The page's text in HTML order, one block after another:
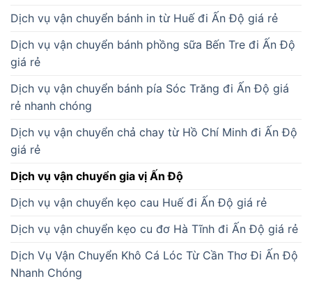
Dịch vụ vận chuyển bánh in từ Huế đi Ấn Độ giá rẻ
Dịch vụ vận chuyển bánh phồng sữa Bến Tre đi Ấn Độ
giá rẻ
Dịch vụ vận chuyển bánh pía Sóc Trăng đi Ấn Độ giá
rẻ nhanh chóng
Dịch vụ vận chuyển chả chay từ Hồ Chí Minh đi Ấn Độ
giá rẻ
Dịch vụ vận chuyển gia vị Ấn Độ
Dịch vụ vận chuyển kẹo cau Huế đi Ấn Độ giá rẻ
Dịch vụ vận chuyển kẹo cu đơ Hà Tĩnh đi Ấn Độ giá rẻ
Dịch Vụ Vận Chuyển Khô Cá Lóc Từ Cần Thơ Đi Ấn Độ
Nhanh Chóng